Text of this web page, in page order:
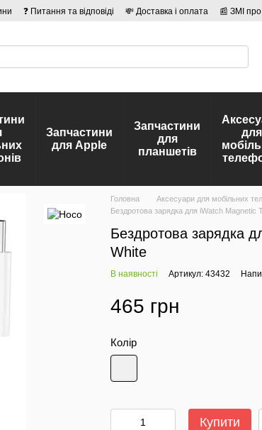
❓ Питання та відповіді 💸 Доставка і оплата
📰 ЗМІ
Запчастини
для Apple
Запчастини
для
планшетів
для
Головна Аксесуари для мобільних
Бездротова зарядка для iWatch Magnetic
Бездротова зарядка
White
В наявності Артикул: 43432
465 грн
Колір
Купити